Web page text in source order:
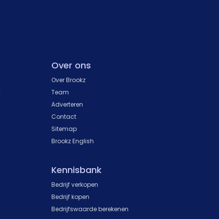
Over ons
Over Brookz
Team
Adverteren
Contact
Sitemap
Brookz English
Kennisbank
Bedrijf verkopen
Bedrijf kopen
Bedrijfswaarde berekenen